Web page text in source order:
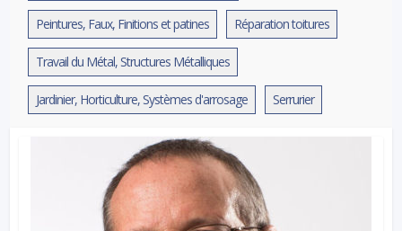
Peintures, Faux, Finitions et patines Réparation toitures
Travail du Métal, Structures Métalliques
Jardinier, Horticulture, Systèmes d'arrosage Serrurier